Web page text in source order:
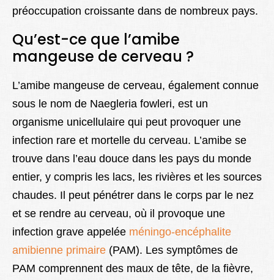
préoccupation croissante dans de nombreux pays.
Qu’est-ce que l’amibe
mangeuse de cerveau ?
L’amibe mangeuse de cerveau, également connue
sous le nom de Naegleria fowleri, est un
organisme unicellulaire qui peut provoquer une
infection rare et mortelle du cerveau. L’amibe se
trouve dans l’eau douce dans les pays du monde
entier, y compris les lacs, les rivières et les sources
chaudes. Il peut pénétrer dans le corps par le nez
et se rendre au cerveau, où il provoque une
infection grave appelée méningo-encéphalite
amibienne primaire (PAM). Les symptômes de
PAM comprennent des maux de tête, de la fièvre,